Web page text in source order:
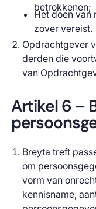
betrokkenen;
Het doen van
zover vereist.
Opdrachtgever
derden die
van
Artikel 6 –
Breyta treft
om
vorm van
kennisname,